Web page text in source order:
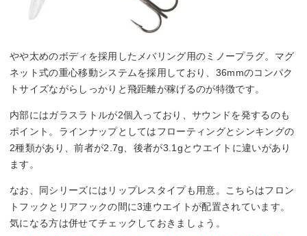
やや太めのボディを採用したメバリング用のミノープラグ。マグ
ネット式の重心移動システムを採用しており、36mmのコンパク
トサイズながらしっかりと飛距離が稼げるのが特徴です。
内部にはガラスラトルが2個入っており、サウンドを発するのも
ポイント。ラインナップとしてはフローティングとシンキングの
2種類があり、前者が2.7g、後者が3.1gとウエイトに違いがあり
ます。
なお、同シリーズにはリップレスタイプも用意。こちらはフロン
トフックとリアフックの間に3連ウエイトが配置されています。
気になる方は併せてチェックしておきましょう。